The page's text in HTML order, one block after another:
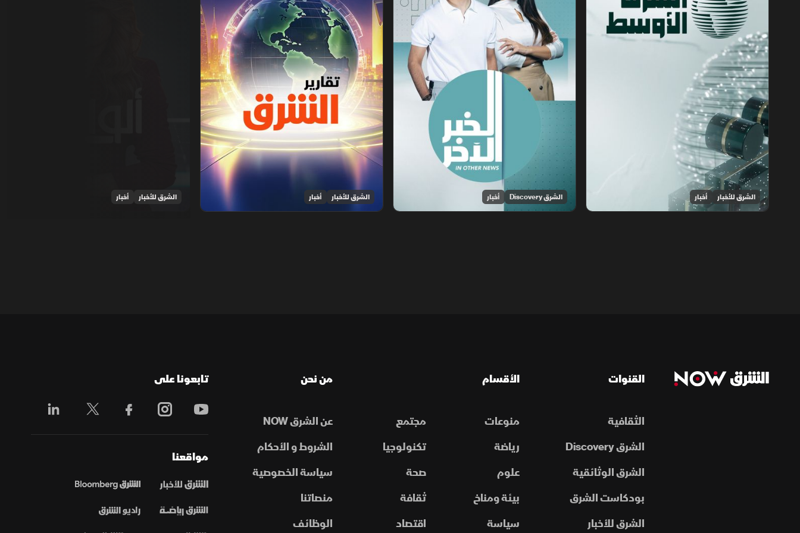
الشرق للأخبار أخبار الشرق Discovery أخبار الشرق للأخبار أخبار الشرق للأخبار أخبار
القنوات
الثقافية
الشرق Discovery
الشرق الوثائقية
بودكاست الشرق
الشرق للأخبار
الأقسام
منوعات
مجتمع
رياضة
تكنولوجيا
علوم
صحة
بيئة ومناخ
ثقافة
سياسة
اقتصاد
من نحن
عن الشرق NOW
الشروط و الأحكام
سياسة الخصوصية
منصاتنا
الوظائف
تابعونا على
مواقعنا